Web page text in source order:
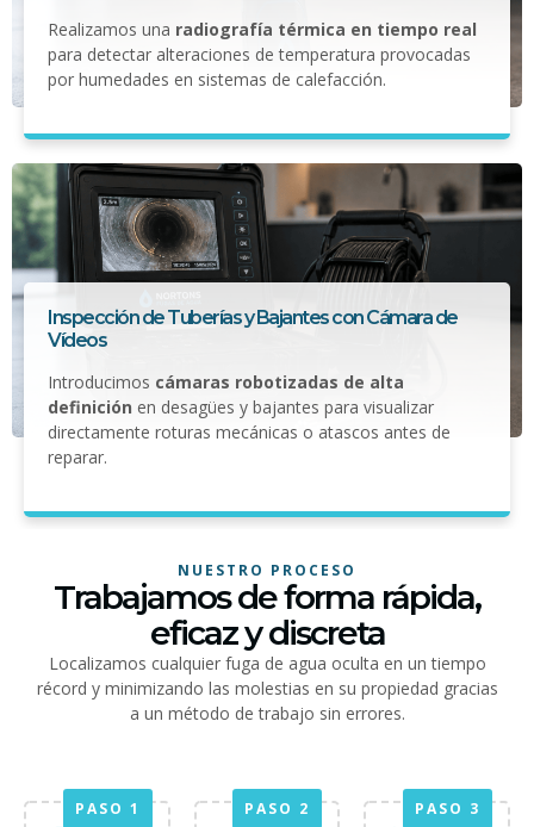
Realizamos una radiografía térmica en tiempo real
para detectar alteraciones de temperatura provocadas
por humedades en sistemas de calefacción.
Inspección de Tuberías y Bajantes con Cámara de
Vídeos
Introducimos cámaras robotizadas de alta
definición en desagües y bajantes para visualizar
directamente roturas mecánicas o atascos antes de
reparar.
NUESTRO PROCESO
Trabajamos de forma rápida,
eficaz y discreta
Localizamos cualquier fuga de agua oculta en un tiempo
récord y minimizando las molestias en su propiedad gracias
a un método de trabajo sin errores.
PASO 1 PASO 2 PASO 3